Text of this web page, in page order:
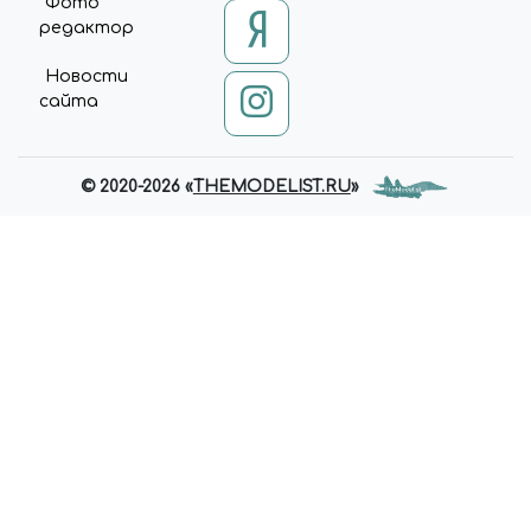
TE', UPDATE);
BX.READY(UPDATE); })($, INTEC);
редактор
Новости
сайта
© 2020-2026 «THEMODELIST.RU»